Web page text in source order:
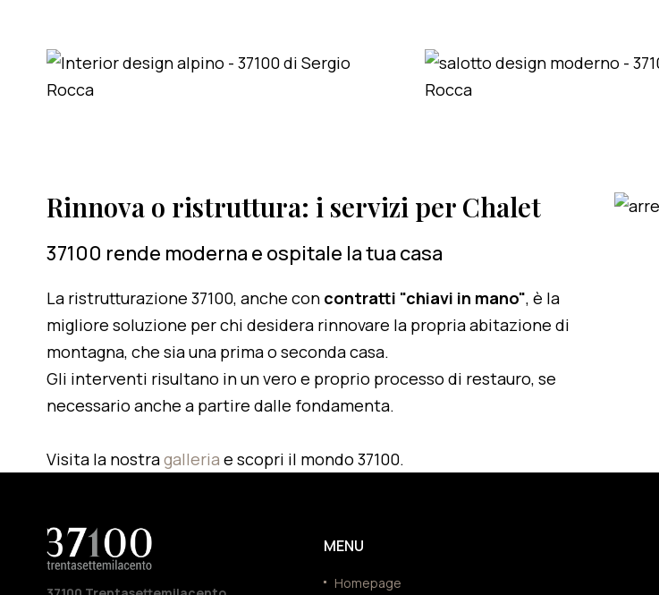
Rinnova o ristruttura: i servizi per Chalet
37100 rende moderna e ospitale la tua casa
La ristrutturazione 37100, anche con contratti "chiavi in mano", è la
migliore soluzione per chi desidera rinnovare la propria abitazione di
montagna, che sia una prima o seconda casa.
Gli interventi risultano in un vero e proprio processo di restauro, se
necessario anche a partire dalle fondamenta.
Visita la nostragalleria e scopri il mondo 37100.
MENU
Homepage